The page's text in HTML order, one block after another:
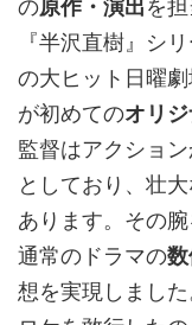
の原作・演出を
『半沢直樹』シ
の大ヒット日曜
が初めてのオリ
監督はアクショ
としており、壮
あります。その
通常のドラマの
想を実現しまし